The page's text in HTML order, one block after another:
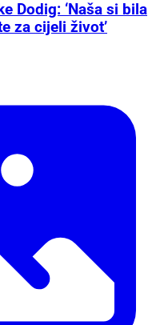
Dodig: ‘Naša si bila
za cijeli život’